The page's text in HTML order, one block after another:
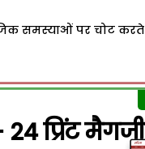
समस्याओं पर चोट
24 प्रिंट